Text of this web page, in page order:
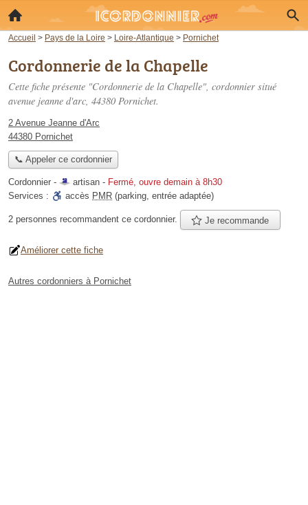
Accueil > Pays de la Loire > Loire-Atlantique > Pornichet
Cordonnerie de la Chapelle
Cette fiche présente "Cordonnerie de la Chapelle", cordonnier situé
avenue jeanne d'arc, 44380 Pornichet.
2 Avenue Jeanne d'Arc
44380 Pornichet
📞 Appeler ce cordonnier
Cordonnier - artisan - Fermé, ouvre demain à 8h30
Services :
accès PMR (parking, entrée adaptée)
2 personnes recommandent ce cordonnier. Je recommande
Améliorer cette fiche
Autres cordonniers à Pornichet